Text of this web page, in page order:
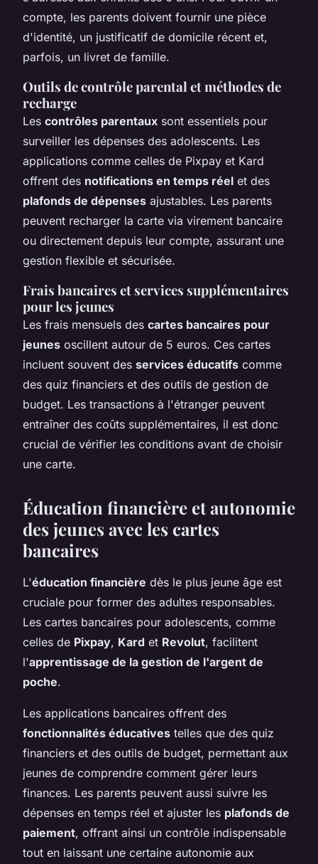
compte, les parents doivent fournir une pièce
d'identité, un justificatif de domicile récent et,
parfois, un livret de famille.
Outils de contrôle parental et méthodes de
recharge
Les contrôles parentaux sont essentiels pour
surveiller les dépenses des adolescents. Les
applications comme celles de Pixpay et Kard
offrent des notifications en temps réel et des
plafonds de dépenses ajustables. Les parents
peuvent recharger la carte via virement bancaire
ou directement depuis leur compte, assurant une
gestion flexible et sécurisée.
Frais bancaires et services supplémentaires
pour les jeunes
Les frais mensuels des cartes bancaires pour
jeunes oscillent autour de 5 euros. Ces cartes
incluent souvent des services éducatifs comme
des quiz financiers et des outils de gestion de
budget. Les transactions à l'étranger peuvent
entraîner des coûts supplémentaires, il est donc
crucial de vérifier les conditions avant de choisir
une carte.
Éducation financière et autonomie
des jeunes avec les cartes
bancaires
L'éducation financière dès le plus jeune âge est
cruciale pour former des adultes responsables.
Les cartes bancaires pour adolescents, comme
celles de Pixpay, Kard et Revolut, facilitent
l'apprentissage de la gestion de l'argent de
poche.
Les applications bancaires offrent des
fonctionnalités éducatives telles que des quiz
financiers et des outils de budget, permettant aux
jeunes de comprendre comment gérer leurs
finances. Les parents peuvent aussi suivre les
dépenses en temps réel et ajuster les plafonds de
paiement, offrant ainsi un contrôle indispensable
tout en laissant une certaine autonomie aux